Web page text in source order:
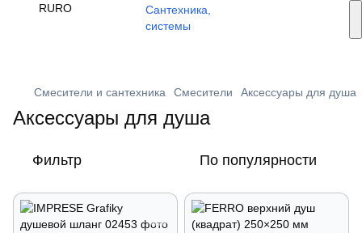
Услуги монтажа
🔥 Акции и скидки
RURO
Смесители и сантехника Смесители Аксессуары для душа
Аксессуары для душа
Фильтр По популярности